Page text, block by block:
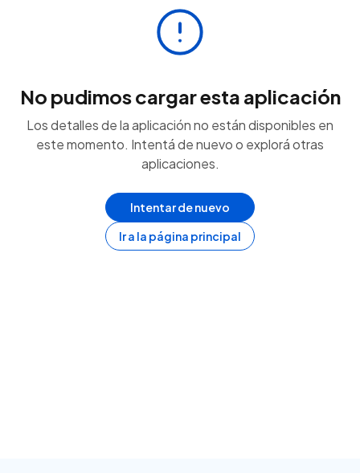
No pudimos cargar esta aplicación
Los detalles de la aplicación no están disponibles en
este momento. Intentá de nuevo o explorá otras
aplicaciones.
Intentar de nuevo
Ir a la página principal